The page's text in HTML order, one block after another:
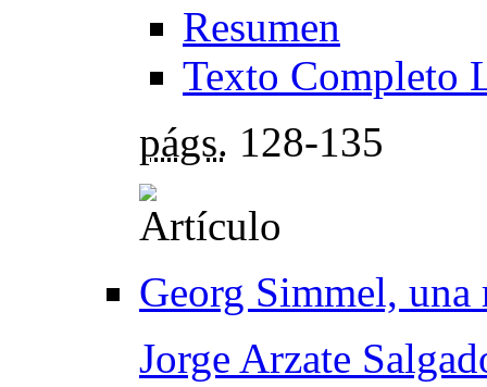
Resumen
Texto Completo
págs. 128-135
Georg Simmel,
Jorge Arzate